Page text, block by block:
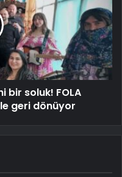
bir soluk! FOLA
geri dönüyor